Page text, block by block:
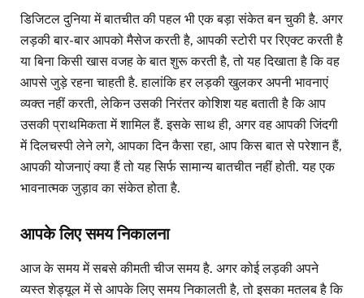
डिजिटल दुनिया में बातचीत की पहल भी एक बड़ा संकेत बन चुकी है. अगर
लड़की बार-बार आपको मैसेज करती है, आपकी स्टोरी पर रिएक्ट करती है
या बिना किसी खास वजह के बात शुरू करती है, तो यह दिखाता है कि वह
आपसे जुड़े रहना चाहती है. हालांकि हर लड़की खुलकर अपनी भावनाएं
व्यक्त नहीं करती, लेकिन उसकी निरंतर कोशिश यह बताती है कि आप
उसकी प्राथमिकता में शामिल हैं. इसके साथ ही, अगर वह आपकी जिंदगी
में दिलचस्पी लेने लगे, आपका दिन कैसा रहा, आप किस बात से परेशान हैं,
आपकी योजनाएं क्या हैं तो यह सिर्फ सामान्य बातचीत नहीं होती. यह एक
भावनात्मक जुड़ाव का संकेत होता है.
आपके लिए समय निकालना
आज के समय में सबसे कीमती चीज समय है. अगर कोई लड़की अपने
व्यस्त शेड्यूल में से आपके लिए समय निकालती है, तो इसका मतलब है कि